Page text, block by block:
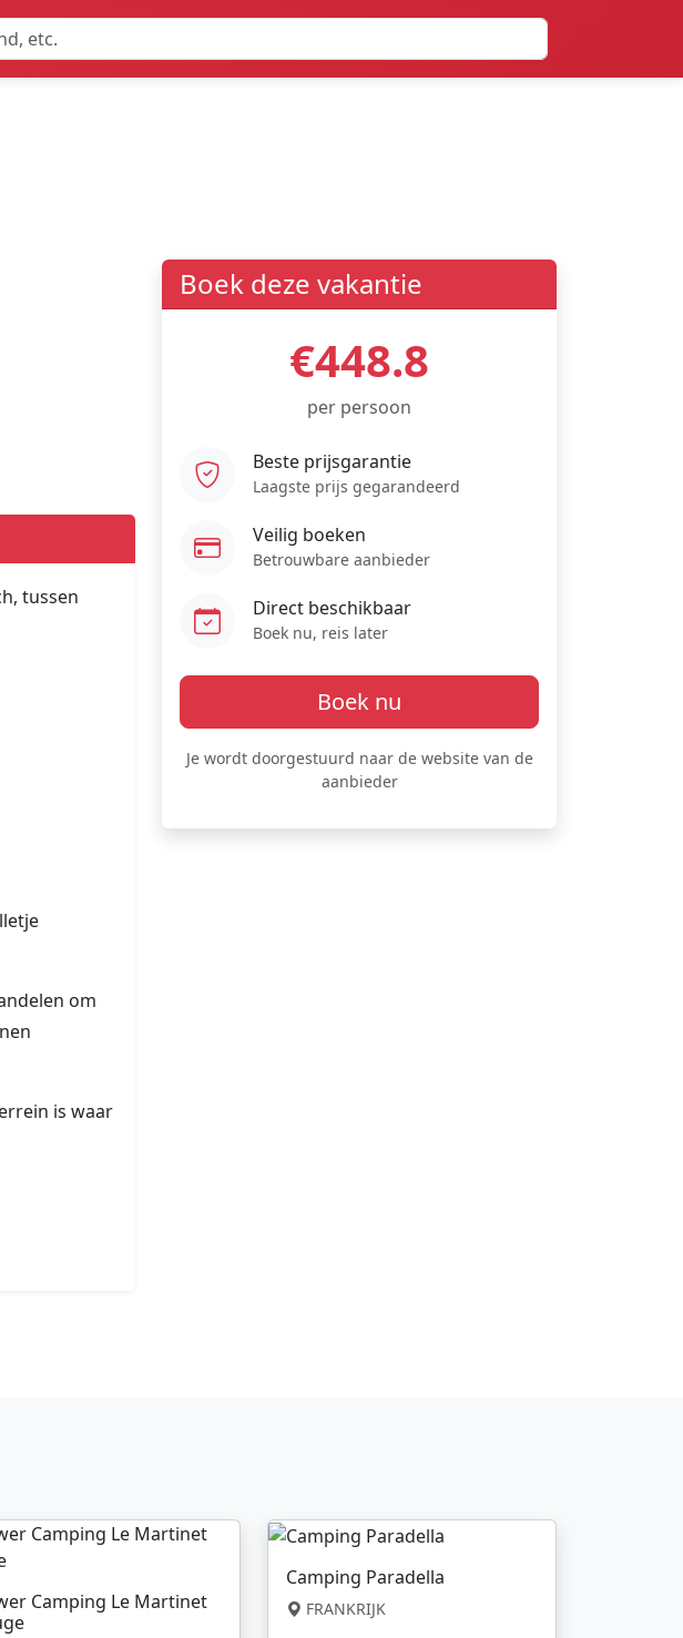
tussen
om
is waar
Boek deze vakantie
€448.8
per persoon
Beste prijsgarantie
Laagste prijs gegarandeerd
Veilig boeken
Betrouwbare aanbieder
Direct beschikbaar
Boek nu, reis later
Boek nu
Je wordt doorgestuurd naar de website van de
aanbieder
Camping Le Martinet
Camping Paradella
FRANKRIJK